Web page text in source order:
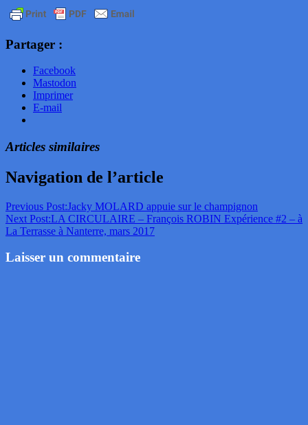
Partager :
Facebook
Mastodon
Imprimer
E-mail
Articles similaires
Navigation de l’article
Previous Post:Jacky MOLARD appuie sur le champignon
Next Post:LA CIRCULAIRE – François ROBIN Expérience #2 – à
La Terrasse à Nanterre, mars 2017
Laisser un commentaire